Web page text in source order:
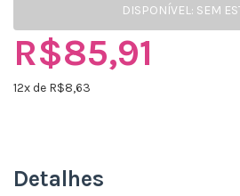
DISPONÍVEL: SEM
R$85,91
12x de R$8,63
Detalhes